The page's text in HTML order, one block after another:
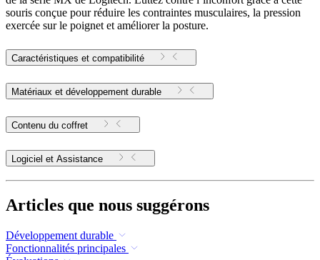
souris conçue pour réduire les contraintes musculaires, la pression
exercée sur le poignet et améliorer la posture.
Caractéristiques et compatibilité
Matériaux et développement durable
Contenu du coffret
Logiciel et Assistance
Articles que nous suggérons
Développement durable
Fonctionnalités principales